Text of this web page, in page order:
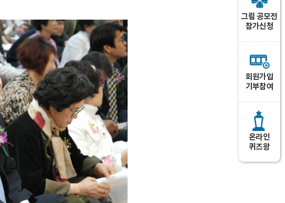
그림 공모전
참가신청
회원가입
기부참여
온라인
퀴즈왕